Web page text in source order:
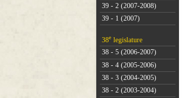
39 - 2 (2007-2008)
39 - 1 (2007)
38elegislature
38 - 5 (2006-2007)
38 - 4 (2005-2006)
38 - 3 (2004-2005)
38 - 2 (2003-2004)